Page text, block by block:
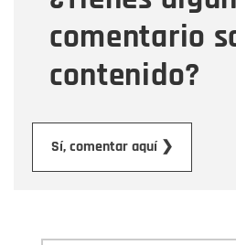
comentario
contenido?
Sí, comentar aquí ❯